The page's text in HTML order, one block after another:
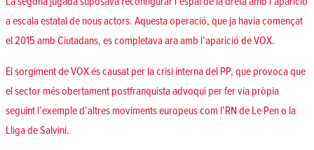
a escala estatal de nous actors. Aquesta operació, que ja havia començat
el 2015 amb Ciutadans, es completava ara amb l’aparició de VOX.
El sorgiment de VOX és causat per la crisi interna del PP, que provoca que
el sector més obertament postfranquista advoqui per fer via pròpia
seguint l’exemple d’altres moviments europeus com l’RN de Le Pen o la
Lliga de Salvini.